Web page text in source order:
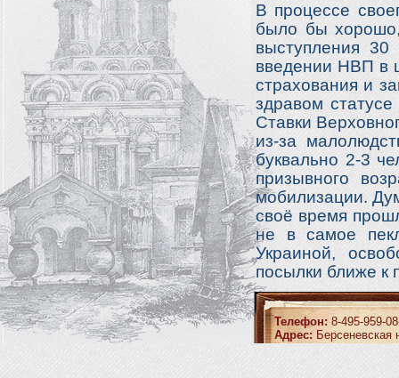
В процессе
было бы
выступления
введении НВП в
страхования и
здравом
Ставки
из-за
буквально 2-3
призывного
мобилизации.
своё время
не в самое
Украиной,
посылки ближе к
Телефон:8-495-959-
Адрес: Берсеневская